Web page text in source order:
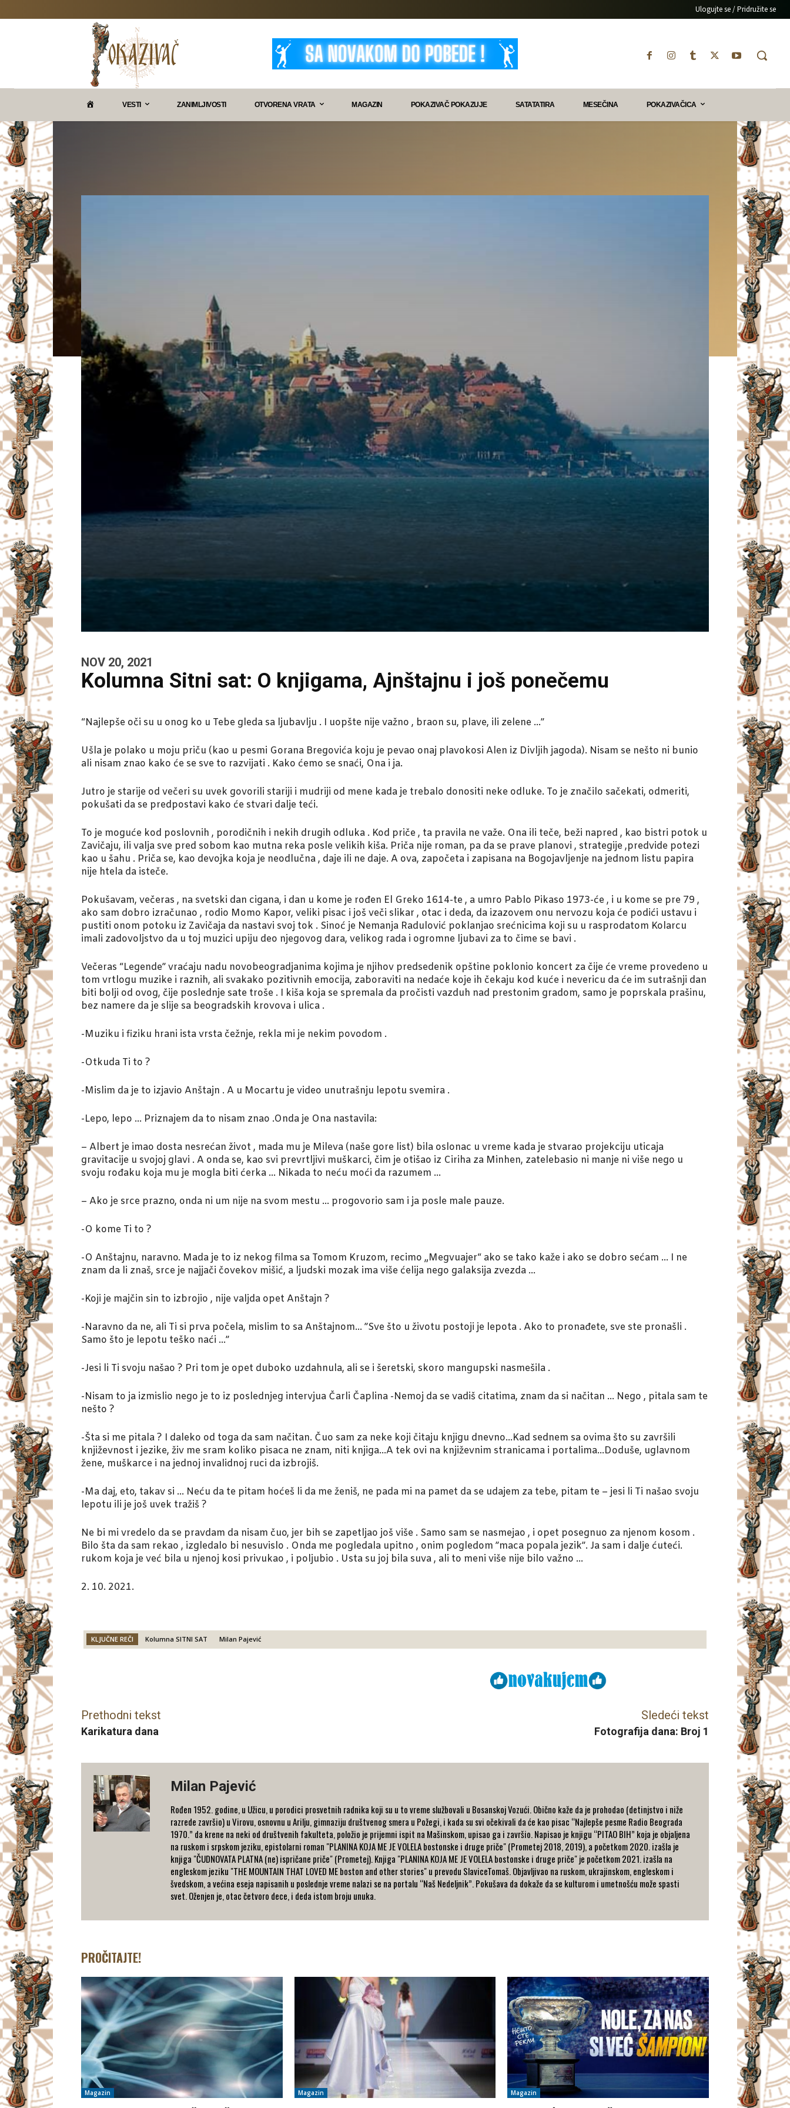
Ulogujte se / Pridružite se
A
Č
VESTI ZANIMLJIVOSTI OTVORENA VRATA MAGAZIN POKAZIVAČ POKAZUJE SATATATIRA MESEČINA POKAZIVAČICA
NOV 20, 2021
Kolumna Sitni sat: O knjigama, Ajnštajnu i još ponečemu
“Najlepše oči su u onog ko u Tebe gleda sa ljubavlju . I uopšte nije važno , braon su, plave, ili zelene …”
Ušla je polako u moju priču (kao u pesmi Gorana Bregovića koju je pevao onaj plavokosi Alen iz Divljih jagoda). Nisam se nešto ni bunio
ali nisam znao kako će se sve to razvijati . Kako ćemo se snaći, Ona i ja.
Jutro je starije od večeri su uvek govorili stariji i mudriji od mene kada je trebalo donositi neke odluke. To je značilo sačekati, odmeriti,
pokušati da se predpostavi kako će stvari dalje teći.
To je moguće kod poslovnih , porodičnih i nekih drugih odluka . Kod priče , ta pravila ne važe. Ona ili teče, beži napred , kao bistri potok u
Zavičaju, ili valja sve pred sobom kao mutna reka posle velikih kiša. Priča nije roman, pa da se prave planovi , strategije ,predvide potezi
kao u šahu . Priča se, kao devojka koja je neodlučna , daje ili ne daje. A ova, započeta i zapisana na Bogojavljenje na jednom listu papira
nije htela da isteče.
Pokušavam, večeras , na svetski dan cigana, i dan u kome je rođen El Greko 1614-te , a umro Pablo Pikaso 1973-će , i u kome se pre 79 ,
ako sam dobro izračunao , rodio Momo Kapor, veliki pisac i još veči slikar , otac i deda, da izazovem onu nervozu koja će podići ustavu i
pustiti onom potoku iz Zavičaja da nastavi svoj tok . Sinoć je Nemanja Radulović poklanjao srećnicima koji su u rasprodatom Kolarcu
imali zadovoljstvo da u toj muzici upiju deo njegovog dara, velikog rada i ogromne ljubavi za to čime se bavi .
Večeras “Legende” vraćaju nadu novobeogradjanima kojima je njihov predsedenik opštine poklonio koncert za čije će vreme provedeno u
tom vrtlogu muzike i raznih, ali svakako pozitivnih emocija, zaboraviti na nedaće koje ih čekaju kod kuće i nevericu da će im sutrašnji dan
biti bolji od ovog, čije poslednje sate troše . I kiša koja se spremala da pročisti vazduh nad prestonim gradom, samo je poprskala prašinu,
bez namere da je slije sa beogradskih krovova i ulica .
-Muziku i fiziku hrani ista vrsta čežnje, rekla mi je nekim povodom .
-Otkuda Ti to ?
-Mislim da je to izjavio Anštajn . A u Mocartu je video unutrašnju lepotu svemira .
-Lepo, lepo … Priznajem da to nisam znao .Onda je Ona nastavila:
– Albert je imao dosta nesrećan život , mada mu je Mileva (naše gore list) bila oslonac u vreme kada je stvarao projekciju uticaja
gravitacije u svojoj glavi . A onda se, kao svi prevrtljivi muškarci, čim je otišao iz Ciriha za Minhen, zatelebasio ni manje ni više nego u
svoju rođaku koja mu je mogla biti ćerka … Nikada to neću moći da razumem …
– Ako je srce prazno, onda ni um nije na svom mestu … progovorio sam i ja posle male pauze.
-O kome Ti to ?
-O Anštajnu, naravno. Mada je to iz nekog filma sa Tomom Kruzom, recimo „Megvuajer“ ako se tako kaže i ako se dobro sećam … I ne
znam da li znaš, srce je najjači čovekov mišić, a ljudski mozak ima više ćelija nego galaksija zvezda …
-Koji je majčin sin to izbrojio , nije valjda opet Anštajn ?
-Naravno da ne, ali Ti si prva počela, mislim to sa Anštajnom… ”Sve što u životu postoji je lepota . Ako to pronađete, sve ste pronašli .
Samo što je lepotu teško naći …”
-Jesi li Ti svoju našao ? Pri tom je opet duboko uzdahnula, ali se i šeretski, skoro mangupski nasmešila .
-Nisam to ja izmislio nego je to iz poslednjeg intervjua Čarli Čaplina -Nemoj da se vadiš citatima, znam da si načitan … Nego , pitala sam te
nešto ?
-Šta si me pitala ? I daleko od toga da sam načitan. Čuo sam za neke koji čitaju knjigu dnevno…Kad sednem sa ovima što su završili
književnost i jezike, živ me sram koliko pisaca ne znam, niti knjiga…A tek ovi na književnim stranicama i portalima…Doduše, uglavnom
žene, muškarce i na jednoj invalidnoj ruci da izbrojiš.
-Ma daj, eto, takav si … Neću da te pitam hoćeš li da me ženiš, ne pada mi na pamet da se udajem za tebe, pitam te – jesi li Ti našao svoju
lepotu ili je još uvek tražiš ?
Ne bi mi vredelo da se pravdam da nisam čuo, jer bih se zapetljao još više . Samo sam se nasmejao , i opet posegnuo za njenom kosom .
Bilo šta da sam rekao , izgledalo bi nesuvislo . Onda me pogledala upitno , onim pogledom ”maca popala jezik”. Ja sam i dalje ćuteći.
rukom koja je već bila u njenoj kosi privukao , i poljubio . Usta su joj bila suva , ali to meni više nije bilo važno …
2. 10. 2021.
KLJUČNE REČI Kolumna SITNI SAT Milan Pajević
Prethodni tekst
Karikatura dana
Sledeći tekst
Fotografija dana: Broj 1
Milan Pajević
Rođen 1952. godine, u Užicu, u porodici prosvetnih radnika koji su u to vreme službovali u Bosanskoj Vozući. Obično kaže da je prohodao (detinjstvo i niže
razrede završio) u Virovu, osnovnu u Arilju, gimnaziju društvenog smera u Požegi, i kada su svi očekivali da će kao pisac “Najlepše pesme Radio Beograda
1970.” da krene na neki od društvenih fakulteta, položio je prijemni ispit na Mašinskom, upisao ga i završio. Napisao je knjigu “PITAO BIH” koja je objaljena
na ruskom i srpskom jeziku, epistolarni roman "PLANINA KOJA ME JE VOLELA bostonske i druge priče" (Prometej 2018, 2019), a početkom 2020. izašla je
knjiga "ČUDNOVATA PLATNA (ne) ispričane priče" (Prometej). Knjiga "PLANINA KOJA ME JE VOLELA bostonske i druge priče" je početkom 2021. izašla na
engleskom jeziku "THE MOUNTAIN THAT LOVED ME boston and other stories" u prevodu SlaviceTomaš. Objavljivao na ruskom, ukrajinskom, engleskom i
švedskom, a većina eseja napisanih u poslednje vreme nalazi se na portalu “Naš Nedeljnik”. Pokušava da dokaže da se kulturom i umetnošću može spasti
svet. Oženjen je, otac četvoro dece, i deda istom broju unuka.
PROČITAJTE!
Magazin Magazin Magazin